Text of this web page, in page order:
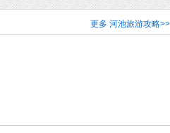
更多 河池旅游攻略>>